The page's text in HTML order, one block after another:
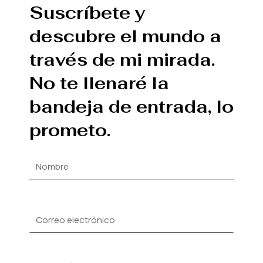
Suscríbete y
descubre el mundo a
través de mi mirada.
No te llenaré la
bandeja de entrada, lo
prometo.